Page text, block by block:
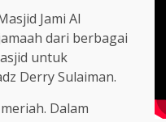
Jami Al
dari berbagai
untuk
Derry Sulaiman.
Dalam